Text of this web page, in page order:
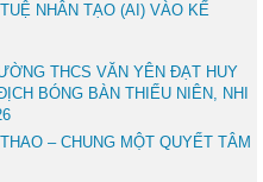
NHÂN TẠO (AI) VÀO KẾ
THCS VĂN YÊN ĐẠT HUY
BÓNG BÀN THIẾU NIÊN, NHI
– CHUNG MỘT QUYẾT TÂM